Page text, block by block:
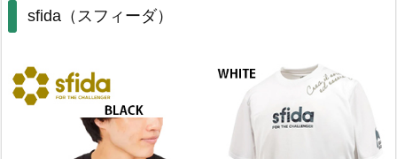
sfida（スフィーダ）